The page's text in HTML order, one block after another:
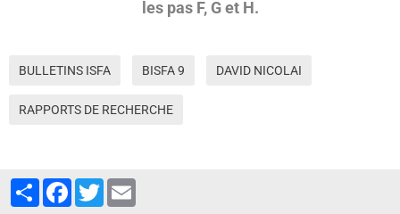
les pas F, G et H.
BULLETINS ISFA BISFA 9 DAVID NICOLAI
RAPPORTS DE RECHERCHE
PartagerFacebook
Twitter